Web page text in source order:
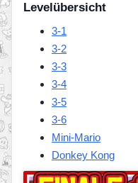
Levelübersicht
3-1
3-2
3-3
3-4
3-5
3-6
Mini-Mario
Donkey Kong